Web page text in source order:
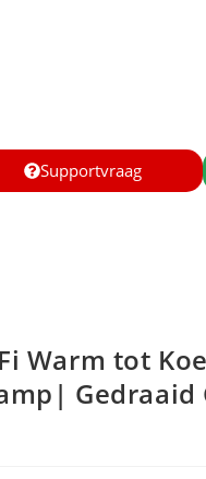
Supportvraag
Warm tot
Gedraaid